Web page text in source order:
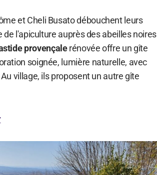
et Cheli Busato débouchent leurs
l'apiculture auprès des abeilles noires
provençalerénovée offre un gîte
soignée, lumière naturelle, avec
village, ils proposent un autre gîte